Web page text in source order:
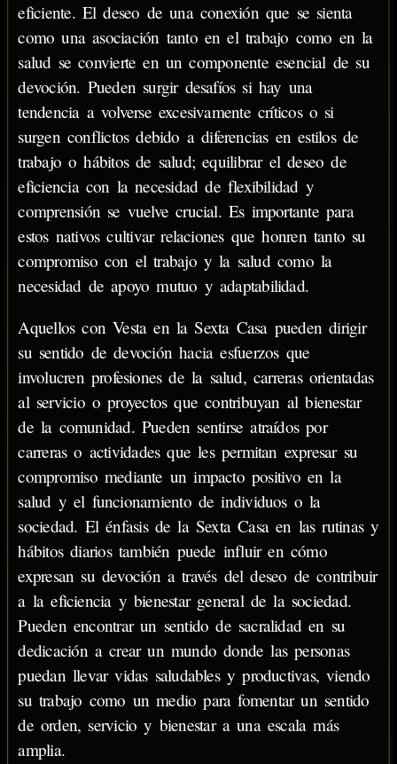
eficiente. El deseo de una conexión que se sienta
como una asociación tanto en el trabajo como en la
salud se convierte en un componente esencial de su
devoción. Pueden surgir desafíos si hay una
tendencia a volverse excesivamente críticos o si
surgen conflictos debido a diferencias en estilos de
trabajo o hábitos de salud; equilibrar el deseo de
eficiencia con la necesidad de flexibilidad y
comprensión se vuelve crucial. Es importante para
estos nativos cultivar relaciones que honren tanto su
compromiso con el trabajo y la salud como la
necesidad de apoyo mutuo y adaptabilidad.
Aquellos con Vesta en la Sexta Casa pueden dirigir
su sentido de devoción hacia esfuerzos que
involucren profesiones de la salud, carreras orientadas
al servicio o proyectos que contribuyan al bienestar
de la comunidad. Pueden sentirse atraídos por
carreras o actividades que les permitan expresar su
compromiso mediante un impacto positivo en la
salud y el funcionamiento de individuos o la
sociedad. El énfasis de la Sexta Casa en las rutinas y
hábitos diarios también puede influir en cómo
expresan su devoción a través del deseo de contribuir
a la eficiencia y bienestar general de la sociedad.
Pueden encontrar un sentido de sacralidad en su
dedicación a crear un mundo donde las personas
puedan llevar vidas saludables y productivas, viendo
su trabajo como un medio para fomentar un sentido
de orden, servicio y bienestar a una escala más
amplia.